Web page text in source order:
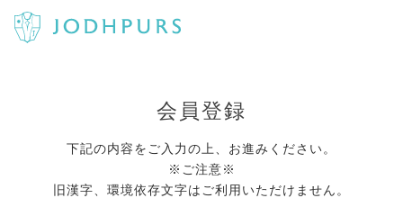
会員登録
下記の内容をご入力の上、お進みください。
※ご注意※
旧漢字、環境依存文字はご利用いただけません。